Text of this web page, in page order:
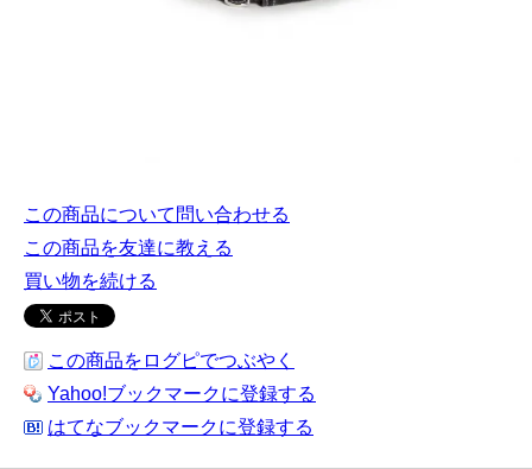
この商品について問い合わせる
この商品を友達に教える
買い物を続ける
この商品をログピでつぶやく
Yahoo!ブックマークに登録する
はてなブックマークに登録する